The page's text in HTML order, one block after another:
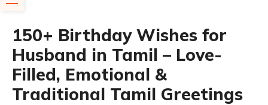
150+ Birthday Wishes for
Husband in Tamil – Love-
Filled, Emotional &
Traditional Tamil Greetings